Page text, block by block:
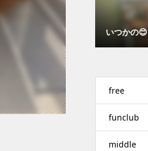
いつかの😊
free
funclub
middle